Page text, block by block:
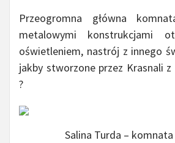
Przeogromna główna
metalowymi konstrukcjami
oświetleniem, nastrój z innego
jakby stworzone przez Krasnali z
?
Salina Turda – komnata